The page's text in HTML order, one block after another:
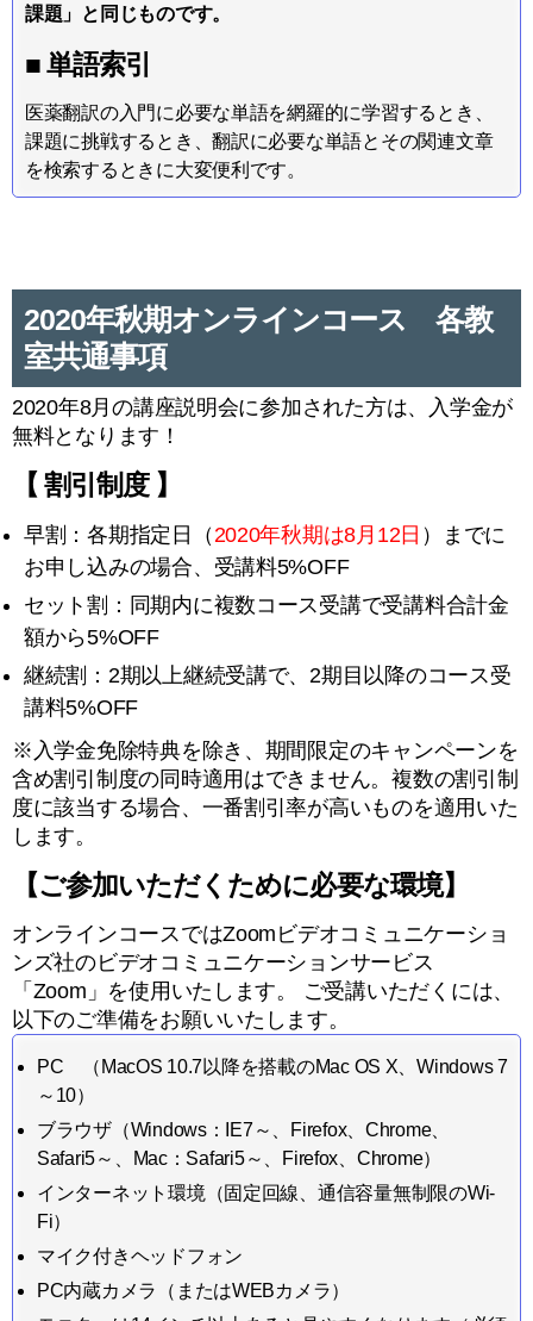
課題」と同じものです。
■ 単語索引
医薬翻訳の入門に必要な単語を網羅的に学習するとき、
課題に挑戦するとき、翻訳に必要な単語とその関連文章
を検索するときに大変便利です。
2020年秋期オンラインコース 各教
室共通事項
2020年8月の講座説明会に参加された方は、入学金が
無料となります！
【 割引制度 】
早割：各期指定日（2020年秋期は8月12日 ）までに
お申し込みの場合、受講料5%OFF
セット割：同期内に複数コース受講で受講料合計金
額から5%OFF
継続割：2期以上継続受講で、2期目以降のコース受
講料5%OFF
※入学金免除特典を除き、期間限定のキャンペーンを
含め割引制度の同時適用はできません。複数の割引制
度に該当する場合、一番割引率が高いものを適用いた
します。
【ご参加いただくために必要な環境】
オンラインコースではZoomビデオコミュニケーショ
ンズ社のビデオコミュニケーションサービス
「Zoom」を使用いたします。 ご受講いただくには、
以下のご準備をお願いいたします。
PC （MacOS 10.7以降を搭載のMac OS X、Windows 7
～10）
ブラウザ（Windows：IE7～、Firefox、Chrome、
Safari5～、Mac：Safari5～、Firefox、Chrome）
インターネット環境（固定回線、通信容量無制限のWi-
Fi）
マイク付きヘッドフォン
PC内蔵カメラ（またはWEBカメラ）